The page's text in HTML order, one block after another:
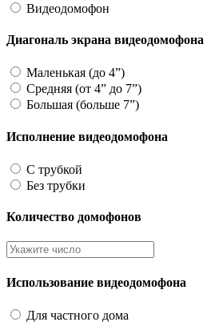
Видеодомофон
Диагональ экрана видеодомофона
Маленькая (до 4”)
Средняя (от 4” до 7”)
Большая (больше 7”)
Исполнение видеодомофона
С трубкой
Без трубки
Количество домофонов
Использование видеодомофона
Для частного дома